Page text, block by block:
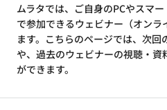
ムラタでは、ご自身のPCやスマ
で参加できるウェビナー（オン
ます。こちらのページでは、次
や、過去のウェビナーの視聴・資
ができます。